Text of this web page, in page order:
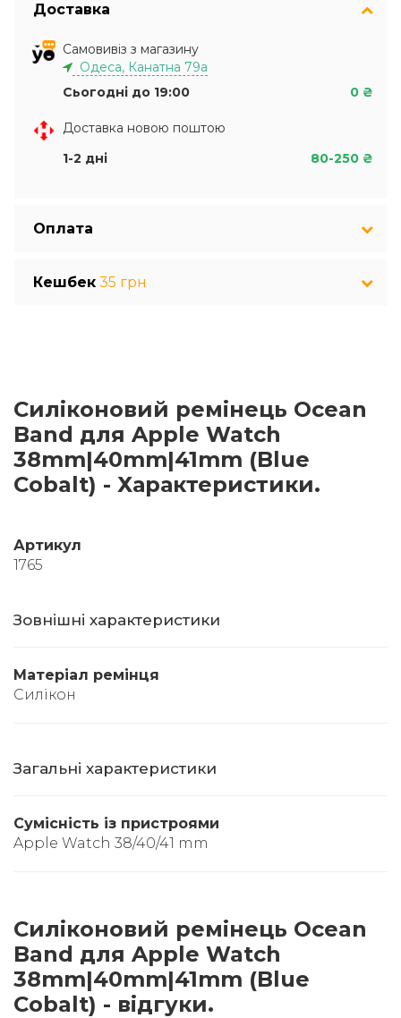
Доставка
Самовивіз з магазину
Одеса, Канатна 79а
Сьогодні до 19:00
0 ₴
Доставка новою поштою
1-2 дні
80-250 ₴
Оплата
Кешбек 35 грн
Cиліконовий ремінець Ocean
Band для Apple Watch
38mm|40mm|41mm (Blue
Cobalt) - Характеристики.
Артикул
1765
Зовнішні характеристики
Матеріал ремінця
Силікон
Загальні характеристики
Сумісність із пристроями
Apple Watch 38/40/41 mm
Cиліконовий ремінець Ocean
Band для Apple Watch
38mm|40mm|41mm (Blue
Cobalt) - відгуки.